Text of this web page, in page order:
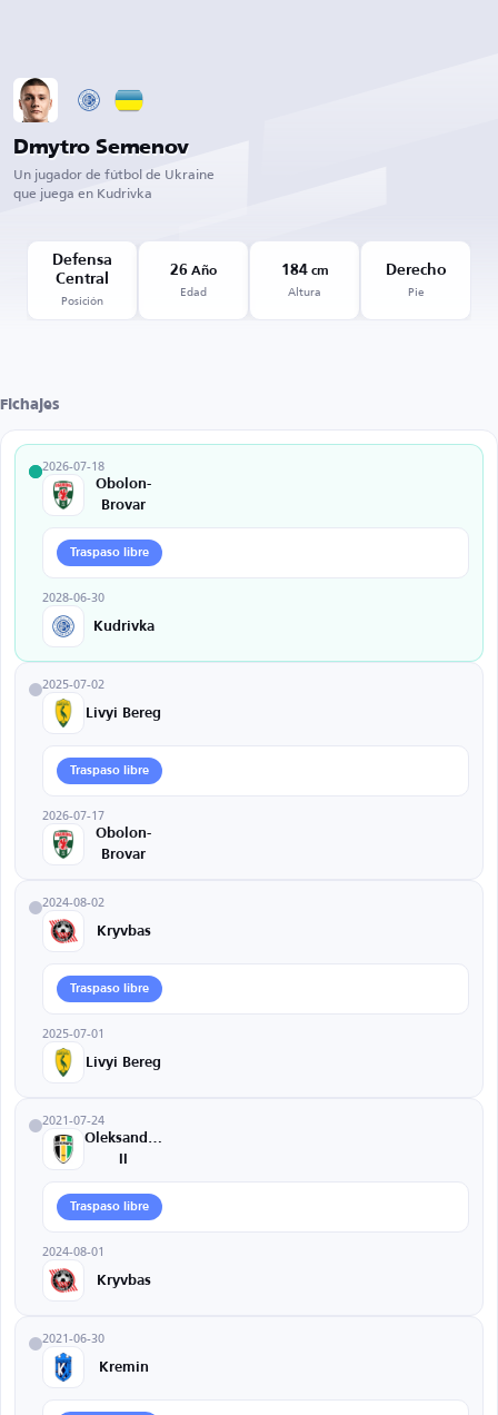
Dmytro Semenov
Un jugador de fútbol de Ukraine
que juega en Kudrivka
Defensa
Central
Posición
26 Año
Edad
184cm
Altura
Derecho
Pie
Fichajes
2026-07-18
Obolon-
Brovar
Traspaso libre
2028-06-30
Kudrivka
2025-07-02
Livyi Bereg
Traspaso libre
2026-07-17
Obolon-
Brovar
2024-08-02
Kryvbas
Traspaso libre
2025-07-01
Livyi Bereg
2021-07-24
Oleksandriya
Traspaso libre
2024-08-01
Kryvbas
2021-06-30
Kremin